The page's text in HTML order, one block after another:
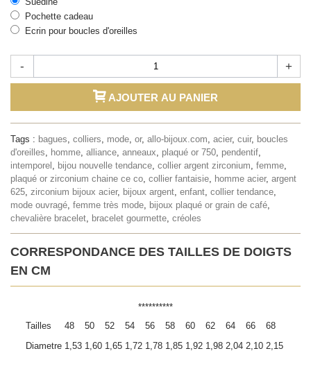
Pochette cadeau
Ecrin pour boucles d'oreilles
- +
AJOUTER AU PANIER
Tags : bagues, colliers, mode, or, allo-bijoux.com, acier, cuir, boucles
d'oreilles, homme, alliance, anneaux, plaqué or 750, pendentif,
intemporel , bijou nouvelle tendance, collier argent zirconium, femme,
plaqué or zirconium chaine ce co, collier fantaisie, homme acier, argent
625, zirconium bijoux acier, bijoux argent, enfant, collier tendance,
mode ouvragé, femme très mode, bijoux plaqué or grain de café,
chevalière bracelet, bracelet gourmette, créoles
CORRESPONDANCE DES TAILLES DE DOIGTS
EN CM
**********
Tailles
48 50 52 54 56 58 60 62 64 66
68
Diametre 1,53 1,60 1,65 1,72 1,78 1,85 1,92 1,98 2,04 2,10 2,15